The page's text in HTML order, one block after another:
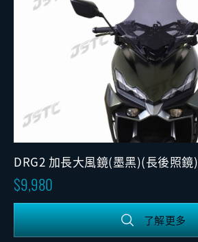
DRG2 加長大風鏡(墨黑)(長後照
9,980
了解更多